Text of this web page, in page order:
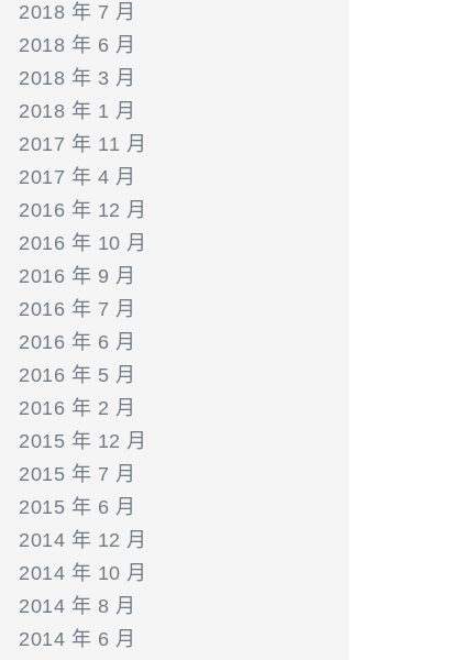
2018 年 7 月
2018 年 6 月
2018 年 3 月
2018 年 1 月
2017 年 11 月
2017 年 4 月
2016 年 12 月
2016 年 10 月
2016 年 9 月
2016 年 7 月
2016 年 6 月
2016 年 5 月
2016 年 2 月
2015 年 12 月
2015 年 7 月
2015 年 6 月
2014 年 12 月
2014 年 10 月
2014 年 8 月
2014 年 6 月